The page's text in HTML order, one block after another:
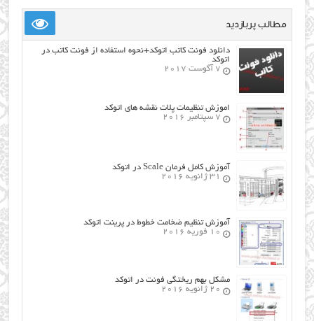
مطالب پربازدید
دانلود فونت کاتب اتوکد+نحوه استفاده از فونت کاتب در
اتوکد
7 آگوست 2017
اموزش تنظیمات پلات نقشه های اتوکد
7 سپتامبر 2016
آموزش کامل فرمان Scale در اتوکد
31 ژانویه 2016
آموزش تنظیم ضخامت خطوط در پرینت اتوکد
10 فوریه 2016
مشکل بهم ریختگی فونت در اتوکد
20 ژانویه 2016